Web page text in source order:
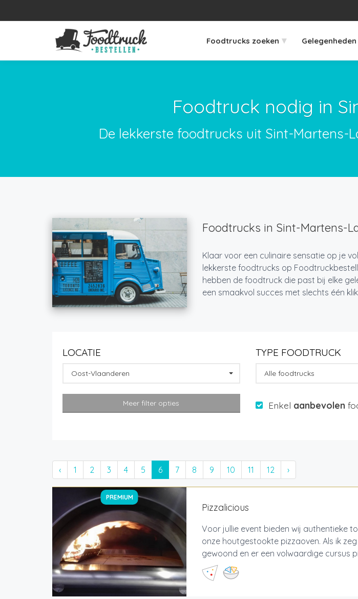
Foodtrucks zoeken ▾ Gelegenheden
Foodtruck nodig in
De lekkerste foodtrucks uit Sint-Martens-
Foodtrucks in Sint-Martens-
Klaar voor een culinaire sensatie op je
lekkerste foodtrucks op
hebben de foodtruck die past bij elke
een smaakvol succes met slechts één
LOCATIE
Oost-Vlaanderen
TYPE FOODTRUCK
Alle foodtrucks
Meer filter opties Enkel aanbevolen
‹ 1 2 3 4 5 6 7 8 9 10 11 12 ›
PREMIUM
Pizzalicious
Voor jullie event bieden wij authentieke
onze houtgestookte pizzaoven. Als ik
gewoond en er een volwaardige cursus